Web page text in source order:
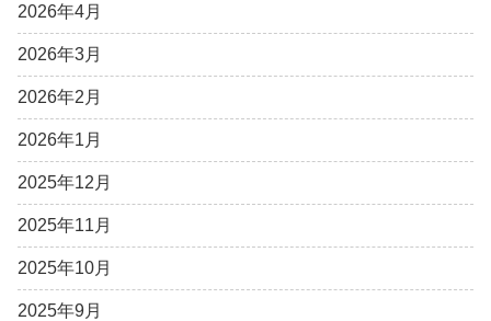
2026年4月
2026年3月
2026年2月
2026年1月
2025年12月
2025年11月
2025年10月
2025年9月